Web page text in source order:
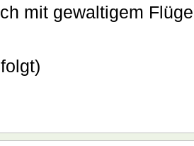
mit gewaltigem